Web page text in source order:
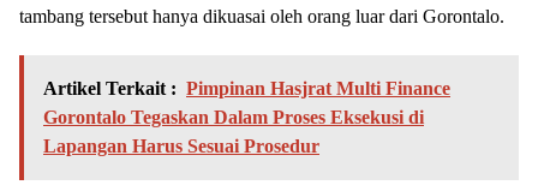
tambang tersebut hanya dikuasai oleh orang luar dari Gorontalo.
Artikel Terkait : Pimpinan Hasjrat Multi Finance
Gorontalo Tegaskan Dalam Proses Eksekusi di
Lapangan Harus Sesuai Prosedur